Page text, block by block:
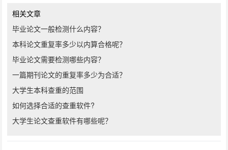
相关文章
毕业论文一般检测什么内容？
本科论文重复率多少以内算合格呢？
毕业论文需要检测哪些内容？
一篇期刊论文的重复率多少为合适？
大学生本科查重的范围
如何选择合适的查重软件?
大学生论文查重软件有哪些呢？